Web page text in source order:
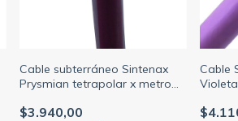
Cable subterráneo Sintenax
Prysmian tetrapolar x metro
(PRYSMIAN)
$3.940,00
Cable